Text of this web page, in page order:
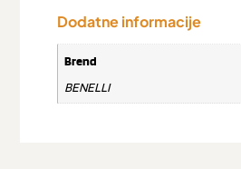
Dodatne informacije
Brend
BENELLI